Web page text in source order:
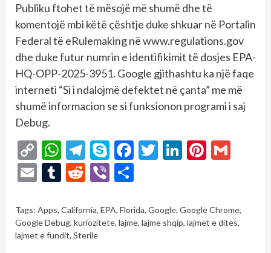
Publiku ftohet të mësojë më shumë dhe të
komentojë mbi këtë çështje duke shkuar në Portalin
Federal të eRulemaking në www.regulations.gov
dhe duke futur numrin e identifikimit të dosjes EPA-
HQ-OPP-2025-3951. Google gjithashtu ka një faqe
interneti “Si i ndalojmë defektet në çanta” me më
shumë informacion se si funksionon programi i saj
Debug.
Copy
Link
WhatsApp
Telegram
SkypeFacebook
Twitter
LinkedIn
EmailTumblr
Reddit
Viber
Tags: Apps, California, EPA, Florida, Google, Google Chrome,
Google Debug, kuriozitete, lajme, lajme shqip, lajmet e dites,
lajmet e fundit, Sterile